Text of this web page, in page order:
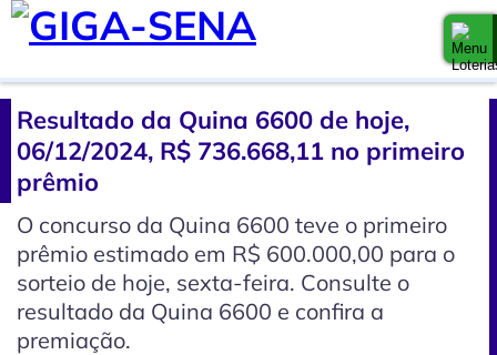
Resultado da Quina 6600 de hoje,
06/12/2024, R$ 736.668,11 no primeiro
prêmio
O concurso da Quina 6600 teve o primeiro
prêmio estimado em R$ 600.000,00 para o
sorteio de hoje, sexta-feira. Consulte o
resultado da Quina 6600 e confira a
premiação.